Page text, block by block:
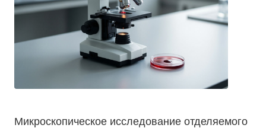
Микроскопическое исследование отделяемого